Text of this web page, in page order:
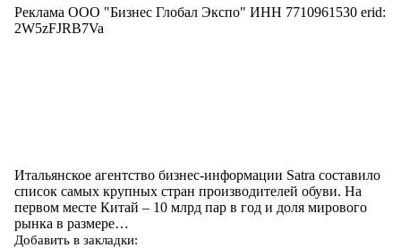
Реклама ООО "Бизнес Глобал Экспо" ИНН 7710961530 erid:
2W5zFJRB7Va
Итальянское агентство бизнес-информации Satra составило
список самых крупных стран производителей обуви. На
первом месте Китай – 10 млрд пар в год и доля мирового
рынка в размере…
Добавить в закладки: